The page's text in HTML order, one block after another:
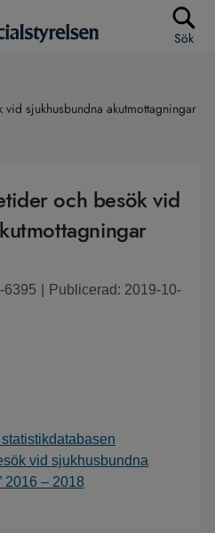
Sök
sjukhusbundna akutmottagningar
och besök vid
6395
Publicerad: 2019-10-
vid sjukhusbundna
2016 – 2018